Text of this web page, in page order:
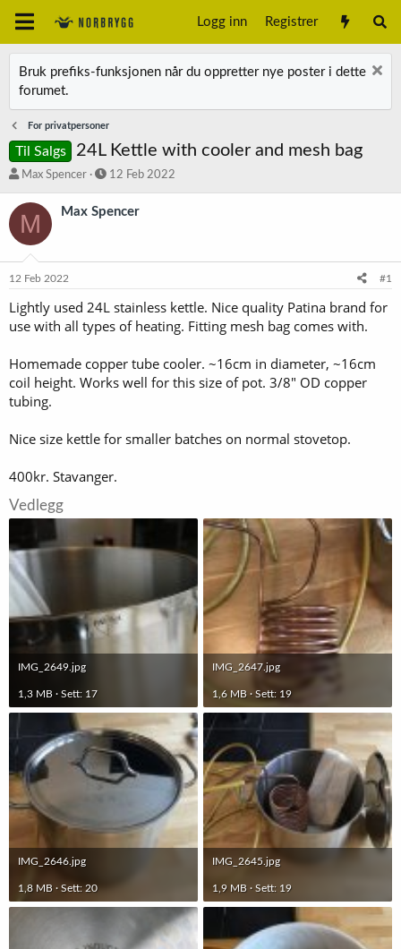
Logg inn Registrer
Bruk prefiks-funksjonen når du oppretter nye poster i dette
forumet.
For privatpersoner
Til Salgs 24L Kettle with cooler and mesh bag
T
å
d
t
e
r
Max Spencer
S
a
12 Feb 2022
M Max Spencer
12 Feb 2022 #1
Lightly used 24L stainless kettle. Nice quality Patina brand for
use with all types of heating. Fitting mesh bag comes with.
Homemade copper tube cooler. ~16cm in diameter, ~16cm
coil height. Works well for this size of pot. 3/8" OD copper
tubing.
Nice size kettle for smaller batches on normal stovetop.
400kr. Stavanger.
Vedlegg
IMG_2649.jpg
1,3 MB · Sett: 17
IMG_2647.jpg
1,6 MB · Sett: 19
IMG_2646.jpg
1,8 MB · Sett: 20
IMG_2645.jpg
1,9 MB · Sett: 19